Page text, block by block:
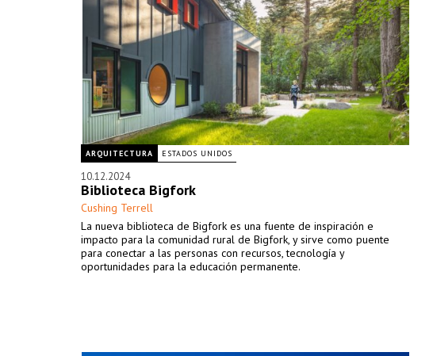
ARQUITECTURA ESTADOS UNIDOS
10.12.2024
Biblioteca Bigfork
Cushing Terrell
La nueva biblioteca de Bigfork es una fuente de inspiración e
impacto para la comunidad rural de Bigfork, y sirve como puente
para conectar a las personas con recursos, tecnología y
oportunidades para la educación permanente.